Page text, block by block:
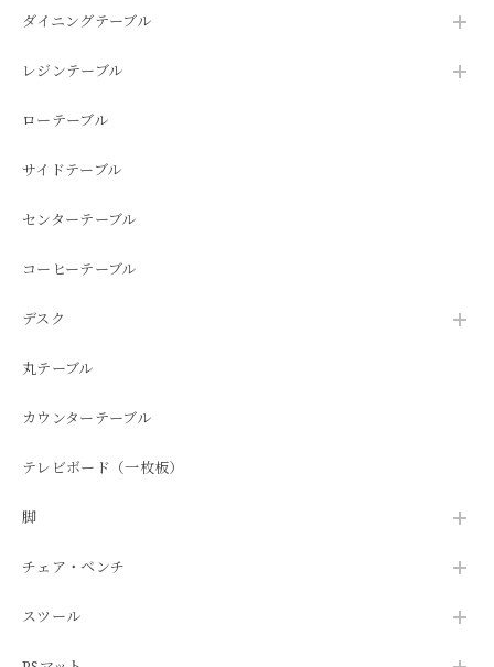
ダイニングテーブル
レジンテーブル
ローテーブル
サイドテーブル
センターテーブル
コーヒーテーブル
デスク
丸テーブル
カウンターテーブル
テレビボード（一枚板）
脚
チェア・ベンチ
スツール